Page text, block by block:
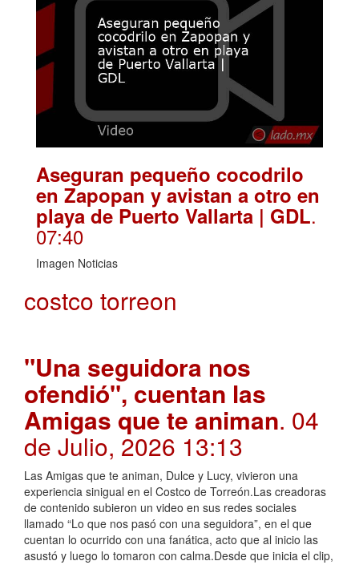
Aseguran pequeño cocodrilo
en Zapopan y avistan a otro en
playa de Puerto Vallarta | GDL.
07:40
Imagen Noticias
costco torreon
"Una seguidora nos
ofendió", cuentan las
Amigas que te animan. 04
de Julio, 2026 13:13
Las Amigas que te animan, Dulce y Lucy, vivieron una
experiencia sinigual en el Costco de Torreón.Las creadoras
de contenido subieron un video en sus redes sociales
llamado “Lo que nos pasó con una seguidora”, en el que
cuentan lo ocurrido con una fanática, acto que al inicio las
asustó y luego lo tomaron con calma.Desde que inicia el clip,